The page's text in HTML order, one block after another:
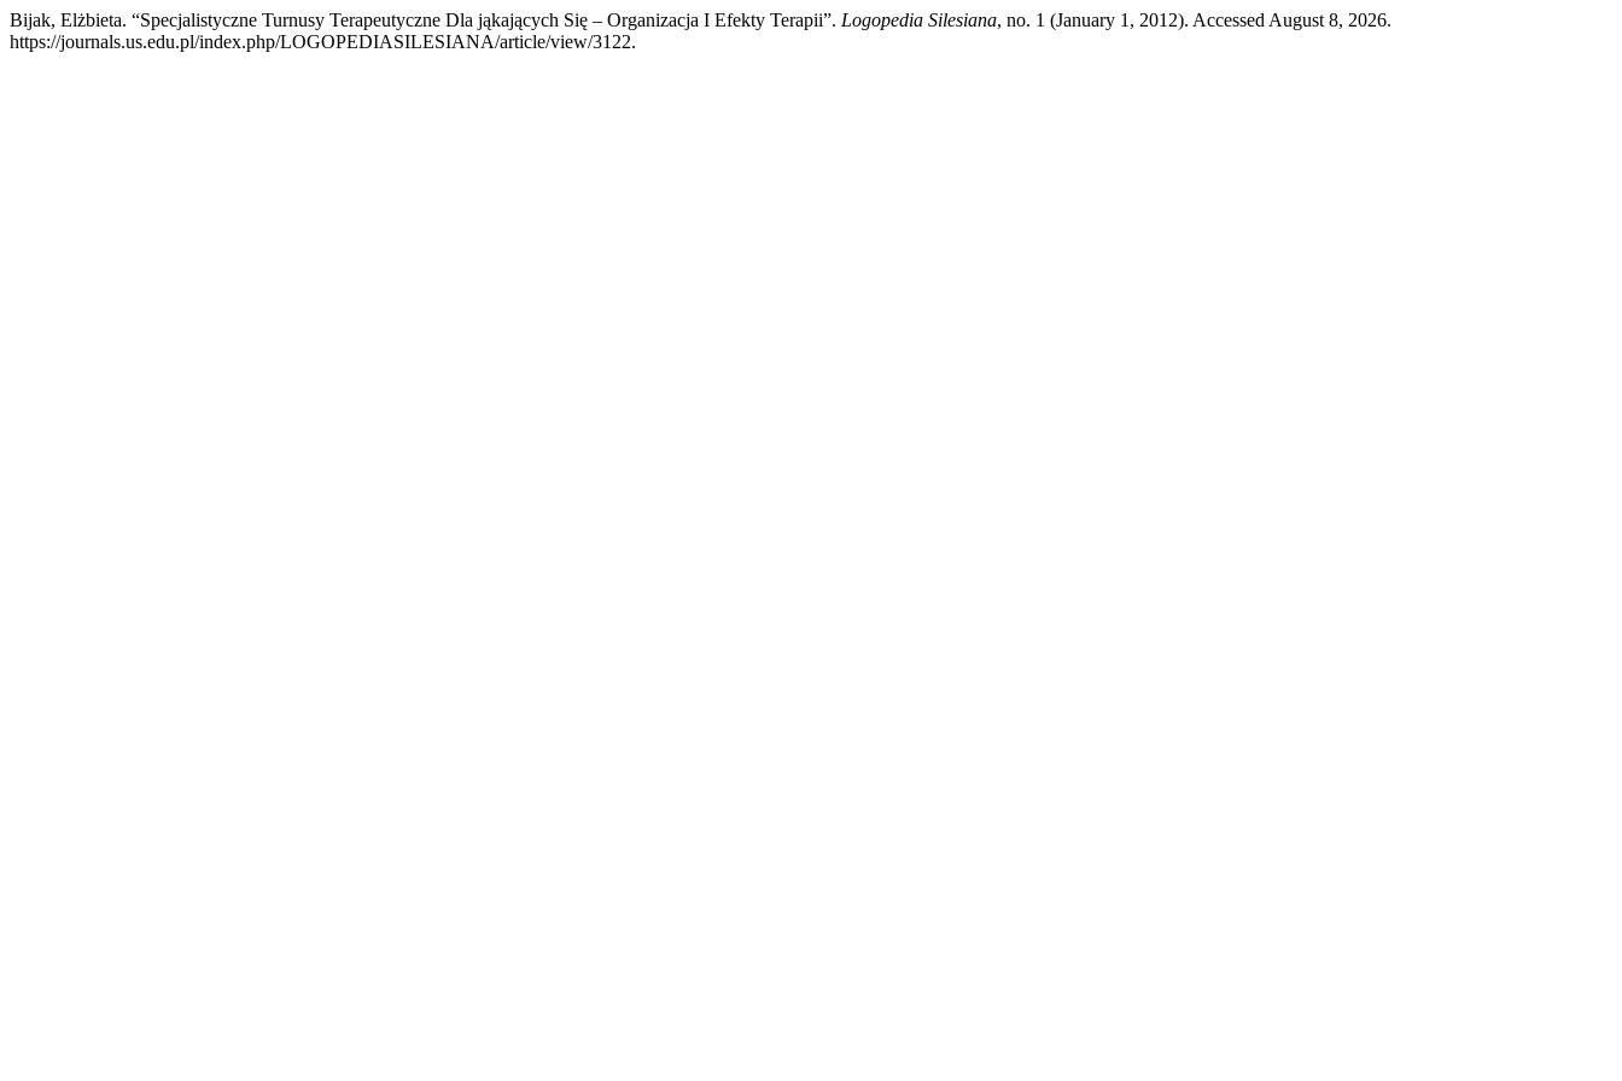
Bijak, Elżbieta. “Specjalistyczne Turnusy Terapeutyczne Dla jąkających Się – Organizacja I Efekty Terapii”. Logopedia Silesiana, no. 1 (January 1, 2012). Accessed August 8, 2026.
https://journals.us.edu.pl/index.php/LOGOPEDIASILESIANA/article/view/3122.